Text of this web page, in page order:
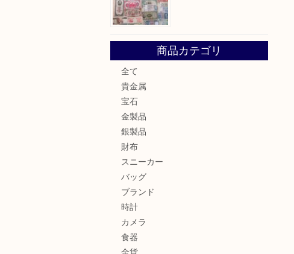
商品カテゴリ
全て
貴金属
宝石
金製品
銀製品
財布
スニーカー
バッグ
ブランド
時計
カメラ
食器
金貨